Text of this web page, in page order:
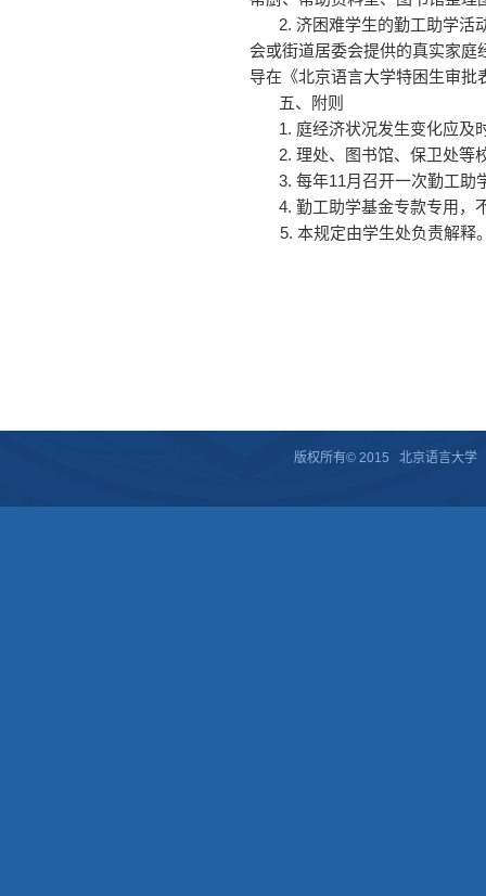
2. 济困难学生的勤工助学活
会或街道居委会提供的真实家庭
导在《北京语言大学特困生审批
五、附则
1. 庭经济状况发生变化应及
2. 理处、图书馆、保卫处等
3. 每年11月召开一次勤工助
4. 勤工助学基金专款专用，
5. 本规定由学生处负责解释
版权所有© 2015 北京语言大